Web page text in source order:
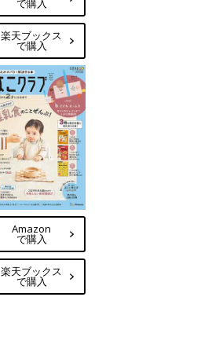
で購入
楽天ブックス
で購入
Amazon
で購入
楽天ブックス
で購入